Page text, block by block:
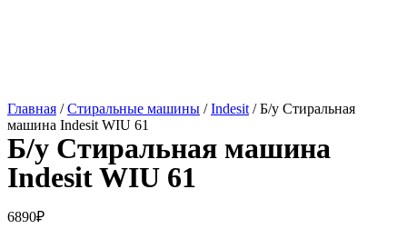
Главная /Стиральные машины /Indesit / Б/у Стиральная
машина Indesit WIU 61
Б/у Стиральная машина
Indesit WIU 61
6890₽